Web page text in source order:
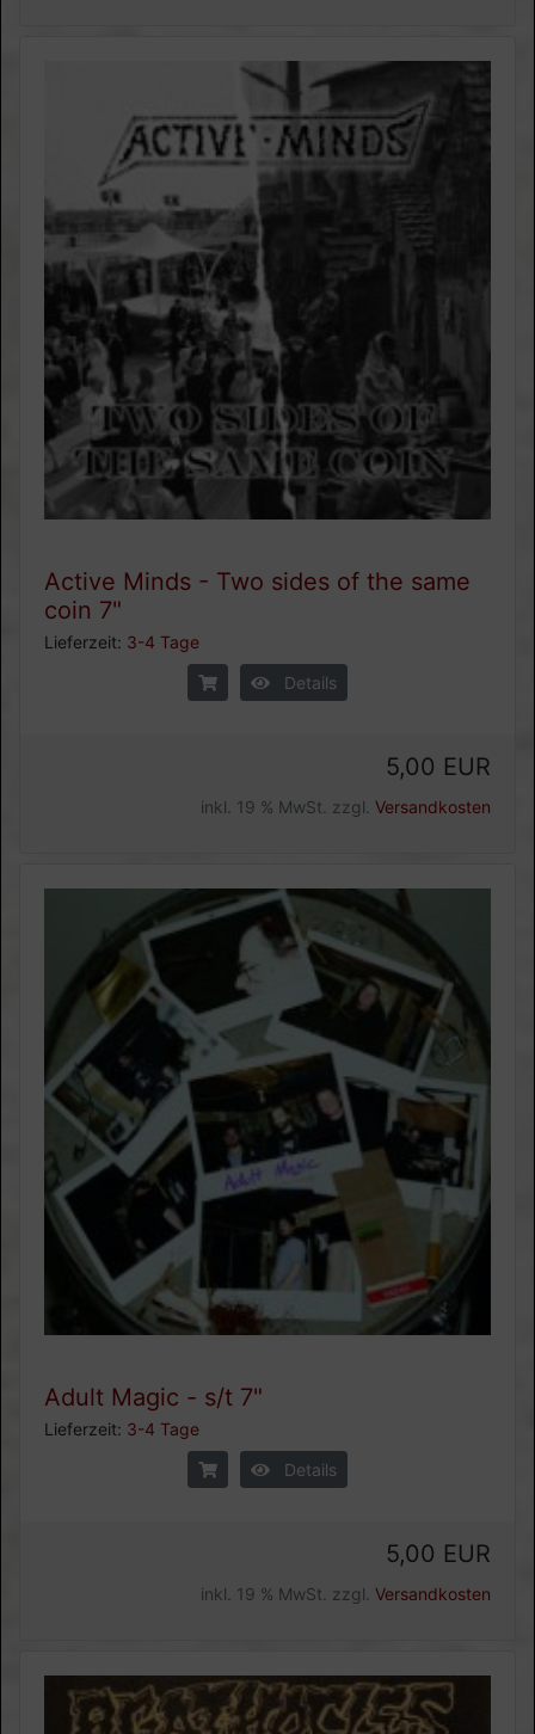
Active Minds - Two sides of the same
coin 7"
Lieferzeit: 3-4 Tage
Details
5,00 EUR
inkl. 19 % MwSt. zzgl. Versandkosten
Adult Magic - s/t 7"
Lieferzeit: 3-4 Tage
Details
5,00 EUR
inkl. 19 % MwSt. zzgl. Versandkosten